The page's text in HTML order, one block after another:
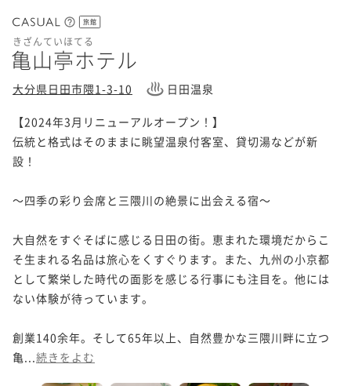
旅館
きざんていほてる
亀山亭ホテル
大分県日田市隈1-3-10 日田温泉
【2024年3月リニューアルオープン！】
伝統と格式はそのままに眺望温泉付客室、貸切湯などが新
設！
～四季の彩り会席と三隈川の絶景に出会える宿～
大自然をすぐそばに感じる日田の街。恵まれた環境だからこ
そ生まれる名品は旅心をくすぐります。また、九州の小京都
として繁栄した時代の面影を感じる行事にも注目を。他には
ない体験が待っています。
創業140余年。そして65年以上、自然豊かな三隈川畔に立つ
亀... 続きをよむ